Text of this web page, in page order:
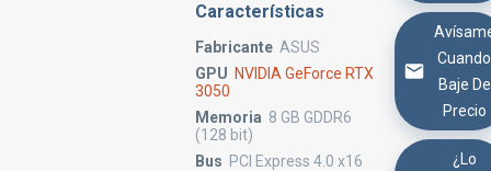
Características
Fabricante ASUS
GPU NVIDIA GeForce RTX
3050
Memoria 8 GB GDDR6
(128 bit)
Bus PCI Express 4.0 x16
Cuando
Baje De
Precio
¿Lo